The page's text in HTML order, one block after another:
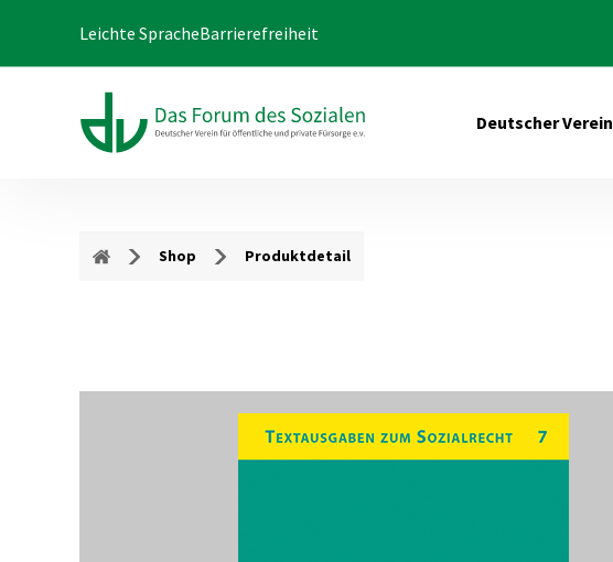
Leichte SpracheBarrierefreiheit
Deutscher Verein
Shop Produktdetail